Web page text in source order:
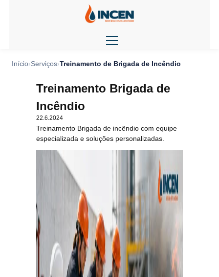
Início Serviços Treinamento de Brigada de Incêndio
Treinamento Brigada de
Incêndio
22.6.2024
Treinamento Brigada de incêndio com equipe
especializada e soluções personalizadas.